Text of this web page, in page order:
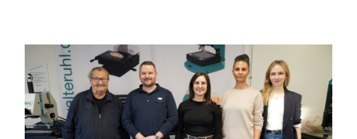
Polizeimeldungen
Themen und Termine